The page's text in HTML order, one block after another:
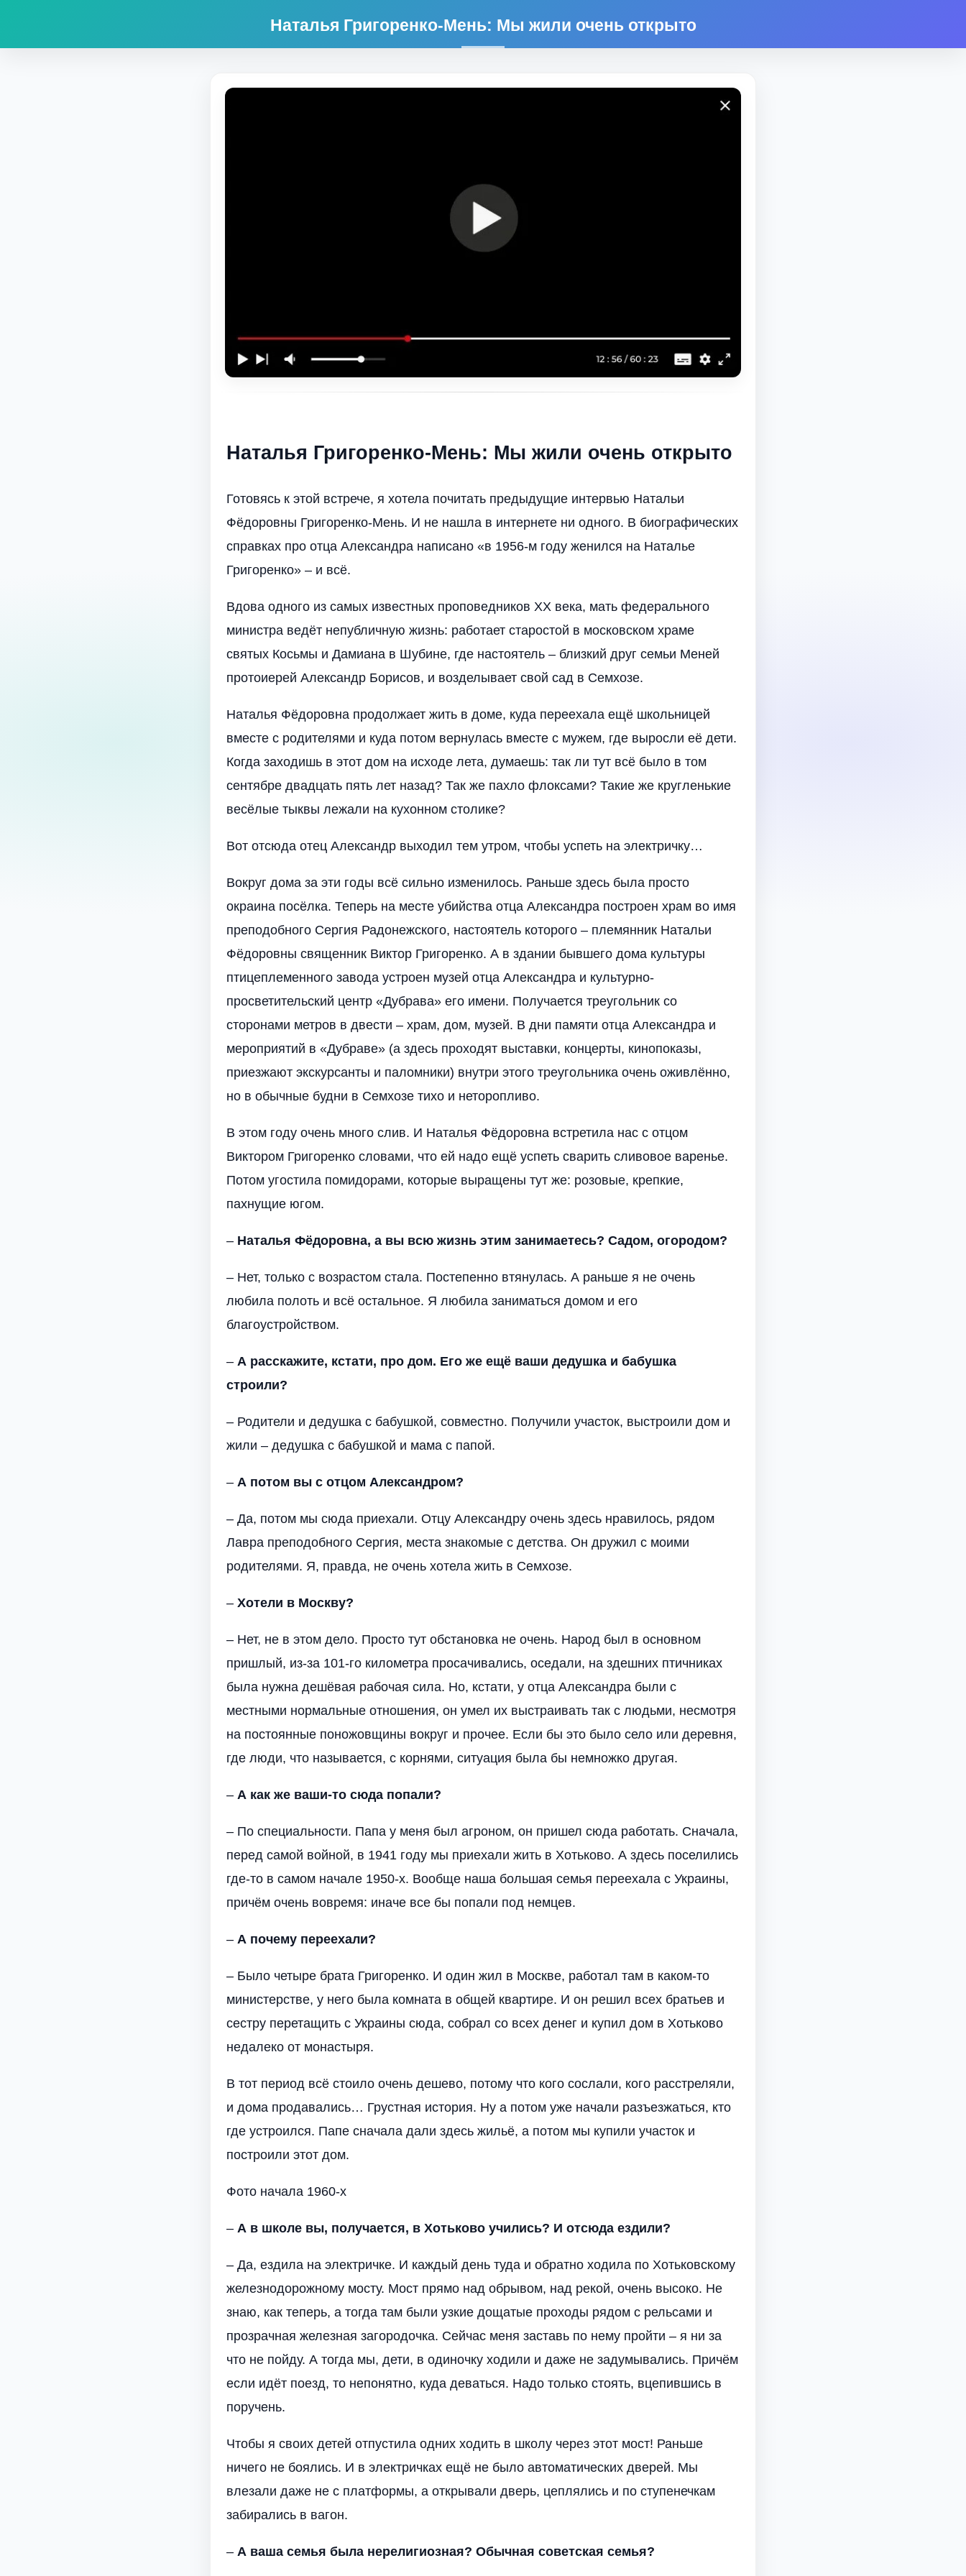
Наталья Григоренко-Мень: Мы жили очень открыто
Наталья Григоренко-Мень: Мы жили очень открыто
Готовясь к этой встрече, я хотела почитать предыдущие интервью Натальи
Фёдоровны Григоренко-Мень. И не нашла в интернете ни одного. В биографических
справках про отца Александра написано «в 1956-м году женился на Наталье
Григоренко» – и всё.
Вдова одного из самых известных проповедников XX века, мать федерального
министра ведёт непубличную жизнь: работает старостой в московском храме
святых Косьмы и Дамиана в Шубине, где настоятель – близкий друг семьи Меней
протоиерей Александр Борисов, и возделывает свой сад в Семхозе.
Наталья Фёдоровна продолжает жить в доме, куда переехала ещё школьницей
вместе с родителями и куда потом вернулась вместе с мужем, где выросли её дети.
Когда заходишь в этот дом на исходе лета, думаешь: так ли тут всё было в том
сентябре двадцать пять лет назад? Так же пахло флоксами? Такие же кругленькие
весёлые тыквы лежали на кухонном столике?
Вот отсюда отец Александр выходил тем утром, чтобы успеть на электричку…
Вокруг дома за эти годы всё сильно изменилось. Раньше здесь была просто
окраина посёлка. Теперь на месте убийства отца Александра построен храм во имя
преподобного Сергия Радонежского, настоятель которого – племянник Натальи
Фёдоровны священник Виктор Григоренко. А в здании бывшего дома культуры
птицеплеменного завода устроен музей отца Александра и культурно-
просветительский центр «Дубрава» его имени. Получается треугольник со
сторонами метров в двести – храм, дом, музей. В дни памяти отца Александра и
мероприятий в «Дубраве» (а здесь проходят выставки, концерты, кинопоказы,
приезжают экскурсанты и паломники) внутри этого треугольника очень оживлённо,
но в обычные будни в Семхозе тихо и неторопливо.
В этом году очень много слив. И Наталья Фёдоровна встретила нас с отцом
Виктором Григоренко словами, что ей надо ещё успеть сварить сливовое варенье.
Потом угостила помидорами, которые выращены тут же: розовые, крепкие,
пахнущие югом.
– Наталья Фёдоровна, а вы всю жизнь этим занимаетесь? Садом, огородом?
– Нет, только с возрастом стала. Постепенно втянулась. А раньше я не очень
любила полоть и всё остальное. Я любила заниматься домом и его
благоустройством.
– А расскажите, кстати, про дом. Его же ещё ваши дедушка и бабушка
строили?
– Родители и дедушка с бабушкой, совместно. Получили участок, выстроили дом и
жили – дедушка с бабушкой и мама с папой.
– А потом вы с отцом Александром?
– Да, потом мы сюда приехали. Отцу Александру очень здесь нравилось, рядом
Лавра преподобного Сергия, места знакомые с детства. Он дружил с моими
родителями. Я, правда, не очень хотела жить в Семхозе.
– Хотели в Москву?
– Нет, не в этом дело. Просто тут обстановка не очень. Народ был в основном
пришлый, из-за 101-го километра просачивались, оседали, на здешних птичниках
была нужна дешёвая рабочая сила. Но, кстати, у отца Александра были с
местными нормальные отношения, он умел их выстраивать так с людьми, несмотря
на постоянные поножовщины вокруг и прочее. Если бы это было село или деревня,
где люди, что называется, с корнями, ситуация была бы немножко другая.
– А как же ваши-то сюда попали?
– По специальности. Папа у меня был агроном, он пришел сюда работать. Сначала,
перед самой войной, в 1941 году мы приехали жить в Хотьково. А здесь поселились
где-то в самом начале 1950-х. Вообще наша большая семья переехала с Украины,
причём очень вовремя: иначе все бы попали под немцев.
– А почему переехали?
– Было четыре брата Григоренко. И один жил в Москве, работал там в каком-то
министерстве, у него была комната в общей квартире. И он решил всех братьев и
сестру перетащить с Украины сюда, собрал со всех денег и купил дом в Хотьково
недалеко от монастыря.
В тот период всё стоило очень дешево, потому что кого сослали, кого расстреляли,
и дома продавались… Грустная история. Ну а потом уже начали разъезжаться, кто
где устроился. Папе сначала дали здесь жильё, а потом мы купили участок и
построили этот дом.
Фото начала 1960-х
– А в школе вы, получается, в Хотьково учились? И отсюда ездили?
– Да, ездила на электричке. И каждый день туда и обратно ходила по Хотьковскому
железнодорожному мосту. Мост прямо над обрывом, над рекой, очень высоко. Не
знаю, как теперь, а тогда там были узкие дощатые проходы рядом с рельсами и
прозрачная железная загородочка. Сейчас меня заставь по нему пройти – я ни за
что не пойду. А тогда мы, дети, в одиночку ходили и даже не задумывались. Причём
если идёт поезд, то непонятно, куда деваться. Надо только стоять, вцепившись в
поручень.
Чтобы я своих детей отпустила одних ходить в школу через этот мост! Раньше
ничего не боялись. И в электричках ещё не было автоматических дверей. Мы
влезали даже не с платформы, а открывали дверь, цеплялись и по ступенечкам
забирались в вагон.
– А ваша семья была нерелигиозная? Обычная советская семья?